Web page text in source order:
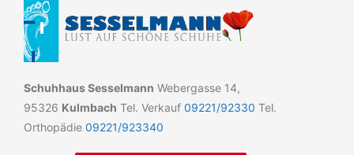
Schuhhaus Sesselmann Webergasse 14,
95326 Kulmbach Tel. Verkauf 09221/92330 Tel.
Orthopädie 09221/923340